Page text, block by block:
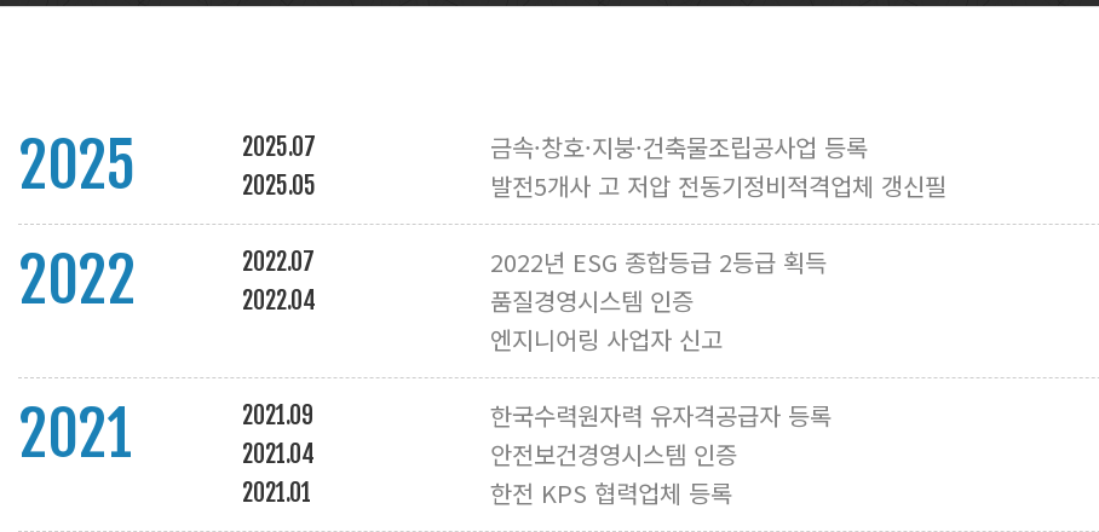
2025 2025.07 금속·창호·지붕·건축물조립공사업 등록
2025.05 발전5개사 고 저압 전동기정비적격업체 갱신필
2022 2022.07 2022년 ESG 종합등급 2등급 획득
2022.04
품질경영시스템 인증
엔지니어링 사업자 신고
2021 2021.09 한국수력원자력 유자격공급자 등록
2021.04 안전보건경영시스템 인증
2021.01 한전 KPS 협력업체 등록